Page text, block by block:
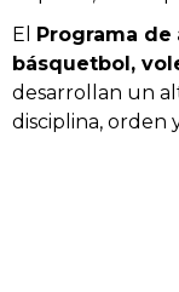
El Programa de
básquetbol,
desarrollan un
disciplina, orden